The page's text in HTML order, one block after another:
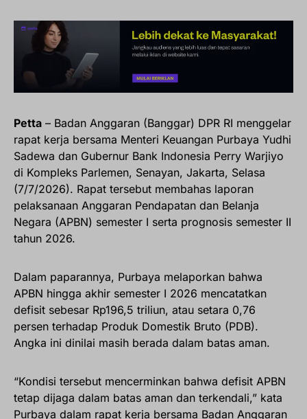
Petta – Badan Anggaran (Banggar) DPR RI menggelar
rapat kerja bersama Menteri Keuangan Purbaya Yudhi
Sadewa dan Gubernur Bank Indonesia Perry Warjiyo
di Kompleks Parlemen, Senayan, Jakarta, Selasa
(7/7/2026). Rapat tersebut membahas laporan
pelaksanaan Anggaran Pendapatan dan Belanja
Negara (APBN) semester I serta prognosis semester II
tahun 2026.
Dalam paparannya, Purbaya melaporkan bahwa
APBN hingga akhir semester I 2026 mencatatkan
defisit sebesar Rp196,5 triliun, atau setara 0,76
persen terhadap Produk Domestik Bruto (PDB).
Angka ini dinilai masih berada dalam batas aman.
“Kondisi tersebut mencerminkan bahwa defisit APBN
tetap dijaga dalam batas aman dan terkendali,” kata
Purbaya dalam rapat kerja bersama Badan Anggaran